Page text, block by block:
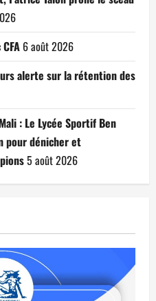
6 août 2026
alerte sur la rétention des
: Le Lycée Sportif Ben
pour dénicher et
5 août 2026